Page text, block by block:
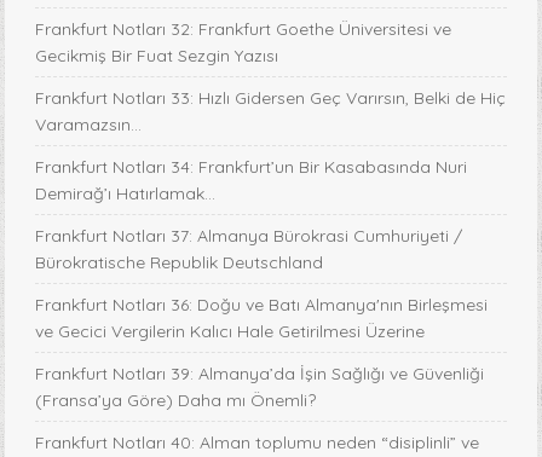
Frankfurt Notları 32: Frankfurt Goethe Üniversitesi ve
Gecikmiş Bir Fuat Sezgin Yazısı
Frankfurt Notları 33: Hızlı Gidersen Geç Varırsın, Belki de Hiç
Varamazsın...
Frankfurt Notları 34: Frankfurt’un Bir Kasabasında Nuri
Demirağ’ı Hatırlamak…
Frankfurt Notları 37: Almanya Bürokrasi Cumhuriyeti /
Bürokratische Republik Deutschland
Frankfurt Notları 36: Doğu ve Batı Almanya'nın Birleşmesi
ve Gecici Vergilerin Kalıcı Hale Getirilmesi Üzerine
Frankfurt Notları 39: Almanya’da İşin Sağlığı ve Güvenliği
(Fransa’ya Göre) Daha mı Önemli?
Frankfurt Notları 40: Alman toplumu neden “disiplinli” ve